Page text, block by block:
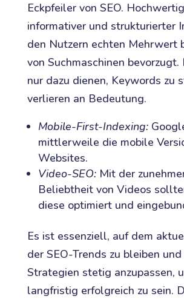
Eckpfeiler von SEO.
informativer und strukturierter
den Nutzern echten Mehrwert
von Suchmaschinen
nur dazu dienen, Keywords zu
verlieren an Bedeutung.
Mobile-First-Indexing:
mittlerweile die mobile
Websites.
Video-SEO:Mit der
Beliebtheit von Videos
diese optimiert und
Es ist essenziell, auf dem
der SEO-Trends zu bleiben
Strategien stetig anzupassen,
langfristig erfolgreich zu sein.